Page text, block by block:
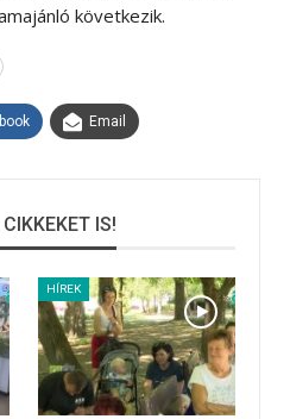
következik.
Email
IS!
HÍREK